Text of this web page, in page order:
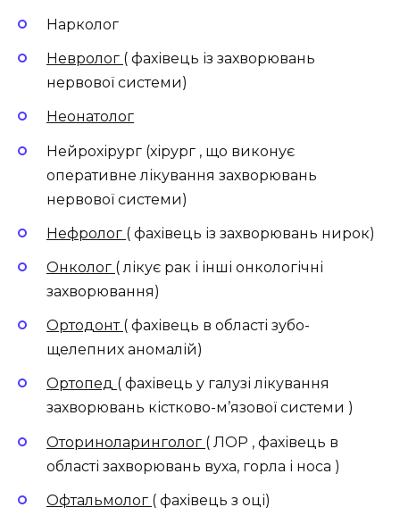
Нарколог
Невролог ( фахівець із захворювань
нервової системи)
Неонатолог
Нейрохірург (хірург , що виконує
оперативне лікування захворювань
нервової системи)
Нефролог ( фахівець із захворювань нирок)
Онколог ( лікує рак і інші онкологічні
захворювання)
Ортодонт ( фахівець в області зубо-
щелепних аномалій)
Ортопед ( фахівець у галузі лікування
захворювань кістково-м’язової системи )
Оториноларинголог ( ЛОР , фахівець в
області захворювань вуха, горла і носа )
Офтальмолог ( фахівець з оці)